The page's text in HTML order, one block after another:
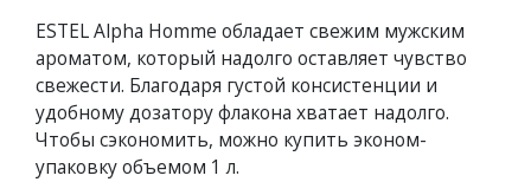
ESTEL Alpha Homme обладает свежим мужским
ароматом, который надолго оставляет чувство
свежести. Благодаря густой консистенции и
удобному дозатору флакона хватает надолго.
Чтобы сэкономить, можно купить эконом-
упаковку объемом 1 л.